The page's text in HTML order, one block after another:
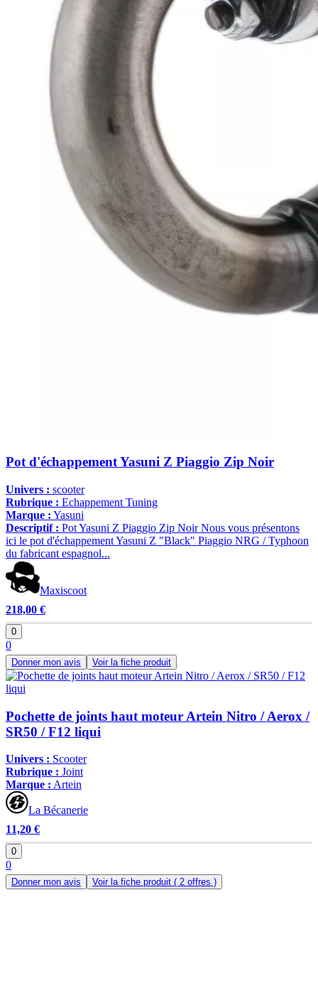
Pot d'échappement Yasuni Z Piaggio Zip Noir
Univers : scooter
Rubrique : Echappement Tuning
Marque : Yasuni
Descriptif : Pot Yasuni Z Piaggio Zip Noir Nous vous présentons
ici le pot d'échappement Yasuni Z "Black" Piaggio NRG / Typhoon
du fabricant espagnol...
Maxiscoot
218,00 €
0
0
Donner mon avis Voir la fiche produit
Pochette de joints haut moteur Artein Nitro / Aerox /
SR50 / F12 liqui
Univers : Scooter
Rubrique : Joint
Marque : Artein
La Bécanerie
11,20 €
0
0
Donner mon avis Voir la fiche produit ( 2 offres )